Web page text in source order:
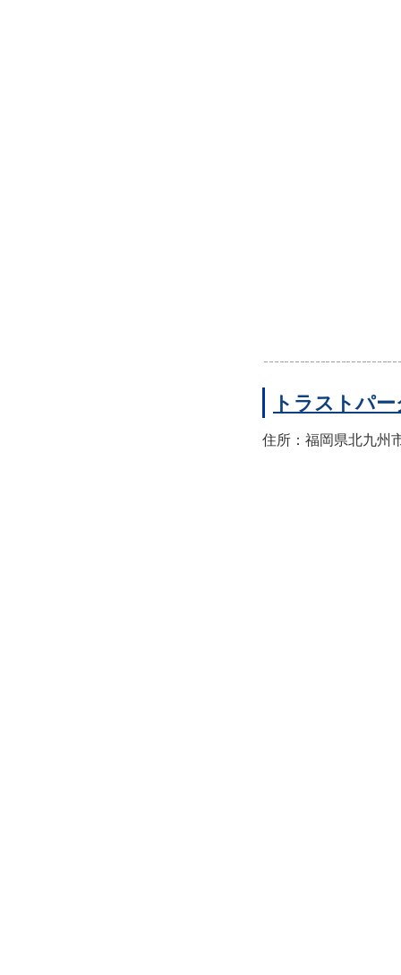
トラストパ
住所：福岡県北九州